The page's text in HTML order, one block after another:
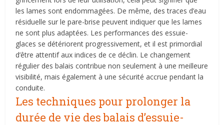
les lames sont endommagées. De même, des traces d’eau
résiduelle sur le pare-brise peuvent indiquer que les lames
ne sont plus adaptées. Les performances des essuie-
glaces se détériorent progressivement, et il est primordial
d’être attentif aux indices de ce déclin. Le changement
régulier des balais contribue non seulement à une meilleure
visibilité, mais également à une sécurité accrue pendant la
conduite.
Les techniques pour prolonger la
durée de vie des balais d’essuie-